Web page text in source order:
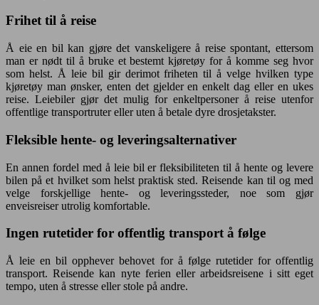
Frihet til å reise
Å eie en bil kan gjøre det vanskeligere å reise spontant, ettersom
man er nødt til å bruke et bestemt kjøretøy for å komme seg hvor
som helst. Å leie bil gir derimot friheten til å velge hvilken type
kjøretøy man ønsker, enten det gjelder en enkelt dag eller en ukes
reise. Leiebiler gjør det mulig for enkeltpersoner å reise utenfor
offentlige transportruter eller uten å betale dyre drosjetakster.
Fleksible hente- og leveringsalternativer
En annen fordel med å leie bil er fleksibiliteten til å hente og levere
bilen på et hvilket som helst praktisk sted. Reisende kan til og med
velge forskjellige hente- og leveringssteder, noe som gjør
enveisreiser utrolig komfortable.
Ingen rutetider for offentlig transport å følge
Å leie en bil opphever behovet for å følge rutetider for offentlig
transport. Reisende kan nyte ferien eller arbeidsreisene i sitt eget
tempo, uten å stresse eller stole på andre.